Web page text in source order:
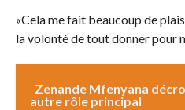
«Cela me fait beaucoup de
la volonté de tout donner pour
Zenande Mfenyana
autre rôle principal